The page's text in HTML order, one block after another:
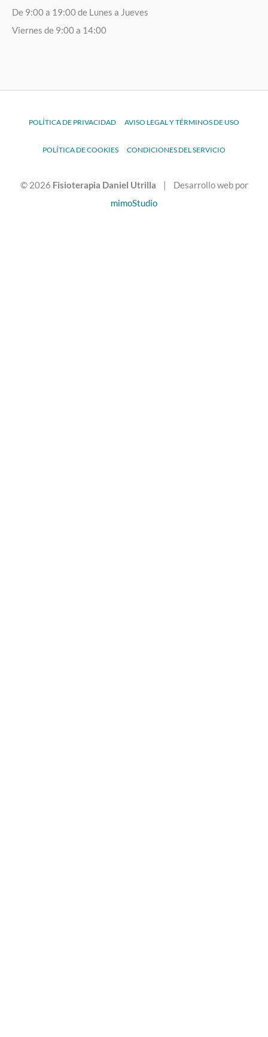
De 9:00 a 19:00 de Lunes a Jueves
Viernes de 9:00 a 14:00
POLÍTICA DE PRIVACIDAD AVISO LEGAL Y TÉRMINOS DE USO
POLÍTICA DE COOKIES CONDICIONES DEL SERVICIO
© 2026 Fisioterapia Daniel Utrilla | Desarrollo web por
mimoStudio